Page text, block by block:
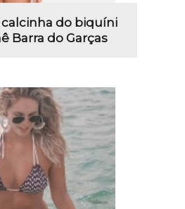
do biquíni
Barra do Garças